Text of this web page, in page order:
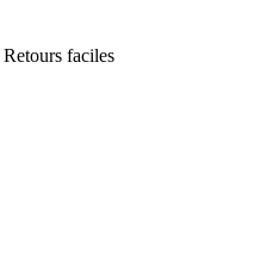
Retours faciles